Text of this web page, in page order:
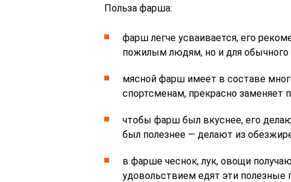
Польза фарша:
фарш легче усваивается, его
пожилым людям, но и для обычного
мясной фарш имеет в составе
спортсменам, прекрасно заменяет
чтобы фарш был вкуснее, его
был полезнее — делают из
в фарше чеснок, лук, овощи
удовольствием едят эти полезные